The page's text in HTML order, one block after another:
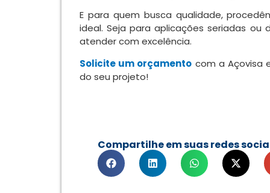
E para quem busca qualidade,
ideal. Seja para aplicações seriadas
atender com excelência.
Solicite um orçamento com a Açovisa
do seu projeto!
Compartilhe em suas redes